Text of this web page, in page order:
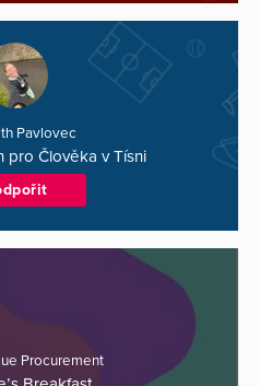
Pavlovec
pro Člověka v Tísni
Procurement